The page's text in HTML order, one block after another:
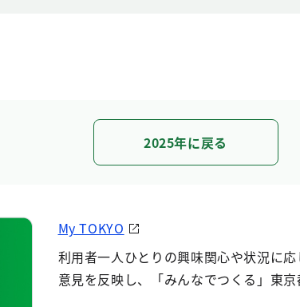
2025年に戻る
My TOKYO
利用者一人ひとりの興味関心や状況に
意見を反映し、「みんなでつくる」東